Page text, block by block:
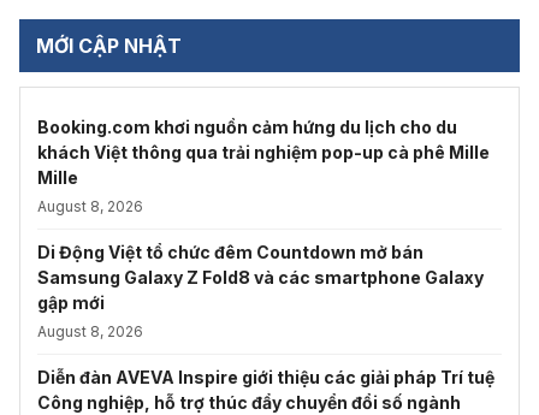
MỚI CẬP NHẬT
Booking.com khơi nguồn cảm hứng du lịch cho du
khách Việt thông qua trải nghiệm pop-up cà phê Mille
Mille
August 8, 2026
Di Động Việt tổ chức đêm Countdown mở bán
Samsung Galaxy Z Fold8 và các smartphone Galaxy
gập mới
August 8, 2026
Diễn đàn AVEVA Inspire giới thiệu các giải pháp Trí tuệ
Công nghiệp, hỗ trợ thúc đẩy chuyển đổi số ngành